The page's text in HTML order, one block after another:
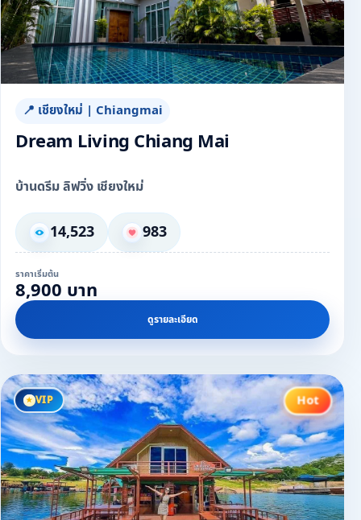
📍 เชียงใหม่ | Chiangmai
Dream Living Chiang Mai
บ้านดรีม ลิฟวิ่ง เชียงใหม่
14,523 983
ราคาเริ่มต้น
8,900 บาท
ดูรายละเอียด
VIP Hot